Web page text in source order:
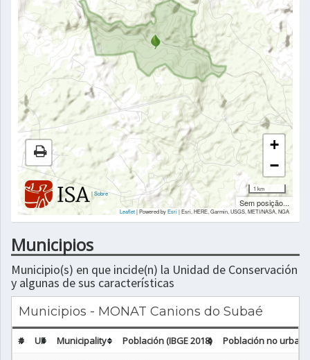
|Sobre
+
−
1 km
Sem posição...
Leaflet| Powered byEsri|Esri, HERE, Garmin, USGS, METI/NASA, NGA
Municipios
Municipio(s) en que incide(n) la Unidad de Conservación
y algunas de sus características
Municipios - MONAT Canions do Subaé
# UF Municipality Población (IBGE 2018)
Población no urbana